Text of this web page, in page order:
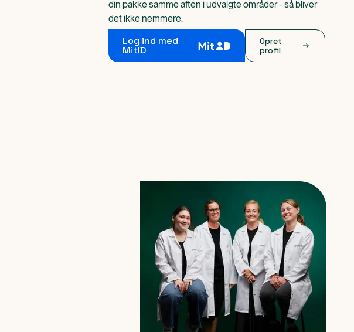
din pakke samme aften i udvalgte områder - så bliver
det ikke nemmere.
Log ind med
MitID
Opret
profil